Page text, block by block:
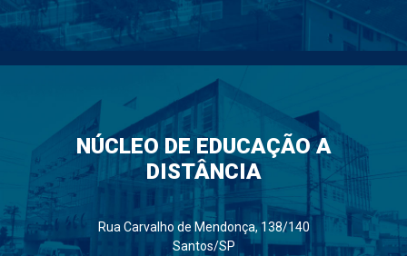
NÚCLEO DE EDUCAÇÃO A
DISTÂNCIA
Rua Carvalho de Mendonça, 138/140
Santos/SP